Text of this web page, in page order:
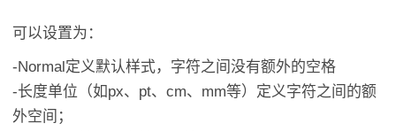
可以设置为：
-Normal定义默认样式，字符之间没有额外的空格
-长度单位（如px、pt、cm、mm等）定义字符之间的额
外空间；